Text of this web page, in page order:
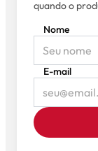
quando o
Nome
E-mail